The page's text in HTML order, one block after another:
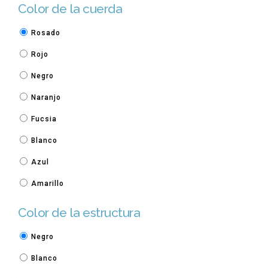
Color de la cuerda
Rosado
Rojo
Negro
Naranjo
Fucsia
Blanco
Azul
Amarillo
Color de la estructura
Negro
Blanco